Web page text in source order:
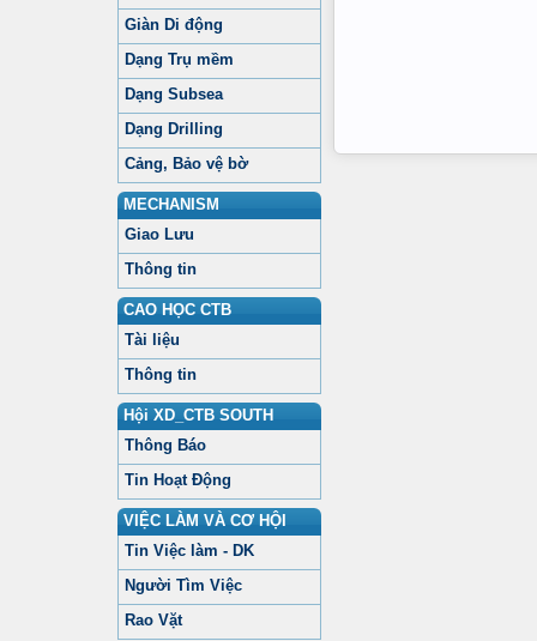
Giàn Di động
Dạng Trụ mềm
Dạng Subsea
Dạng Drilling
Cảng, Bảo vệ bờ
MECHANISM
Giao Lưu
Thông tin
CAO HỌC CTB
Tài liệu
Thông tin
Hội XD_CTB SOUTH
Thông Báo
Tin Hoạt Động
VIỆC LÀM VÀ CƠ HỘI
Tin Việc làm - DK
Người Tìm Việc
Rao Vặt